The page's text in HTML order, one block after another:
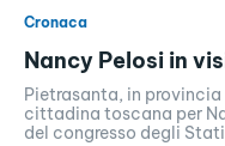
Cronaca
Nancy Pelosi in
Pietrasanta, in
cittadina toscana per
del congresso degli